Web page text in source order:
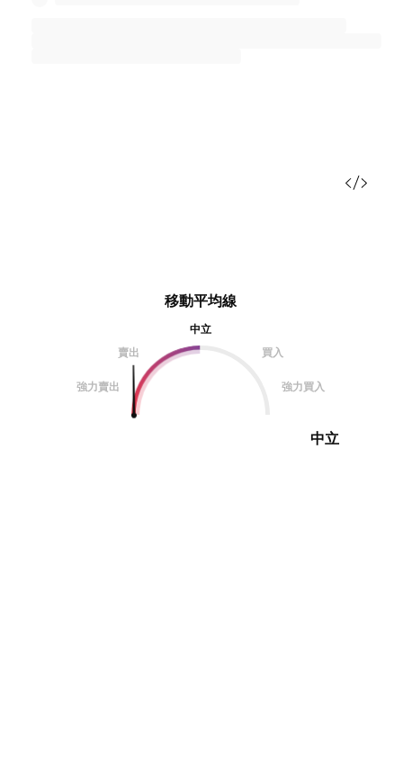
移動平均線
中立
賣出
買入
強力賣出 強力買入
中立